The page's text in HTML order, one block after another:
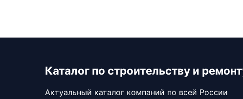
Каталог по строительству и
Актуальный каталог компаний по всей России